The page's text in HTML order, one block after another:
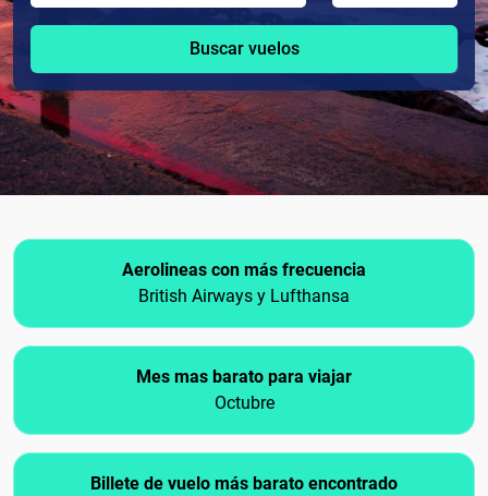
Buscar vuelos
Aerolineas con más frecuencia
British Airways y Lufthansa
Mes mas barato para viajar
Octubre
Billete de vuelo más barato encontrado